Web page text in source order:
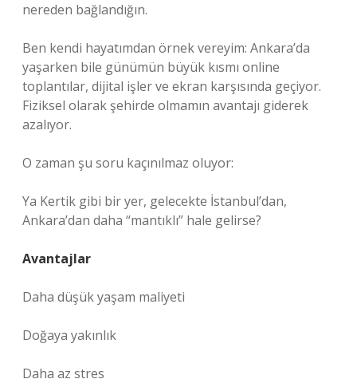
nereden bağlandığın.
Ben kendi hayatımdan örnek vereyim: Ankara’da
yaşarken bile günümün büyük kısmı online
toplantılar, dijital işler ve ekran karşısında geçiyor.
Fiziksel olarak şehirde olmamın avantajı giderek
azalıyor.
O zaman şu soru kaçınılmaz oluyor:
Ya Kertik gibi bir yer, gelecekte İstanbul’dan,
Ankara’dan daha “mantıklı” hale gelirse?
Avantajlar
Daha düşük yaşam maliyeti
Doğaya yakınlık
Daha az stres